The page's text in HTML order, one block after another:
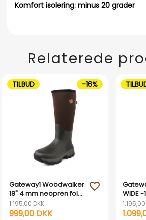
Komfort isolering: minus 20 grader
Relaterede
Gateway1 Woodwalker
18" 4 mm neopren fold-
down jagtstøvler - Dark
brown
1.195,00 DKK
999,00 DKK
favorite_outline
TILBUD -16%
WIDE